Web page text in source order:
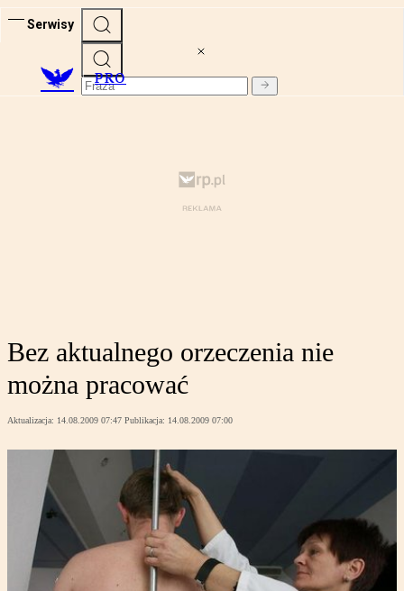
Serwisy
PRO
Bez aktualnego orzeczenia nie
można pracować
Aktualizacja: 14.08.2009 07:47 Publikacja: 14.08.2009 07:00